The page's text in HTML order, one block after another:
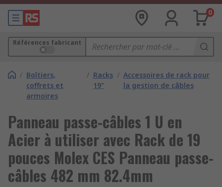
0
Références fabricant
/ Boîtiers,
coffrets et
armoires
/ Racks
19"
/ Accessoires de rack pour
la gestion de câbles
Panneau passe-câbles 1 U en
Acier à utiliser avec Rack de 19
pouces Molex CES Panneau passe-
câbles 482 mm 82.4mm